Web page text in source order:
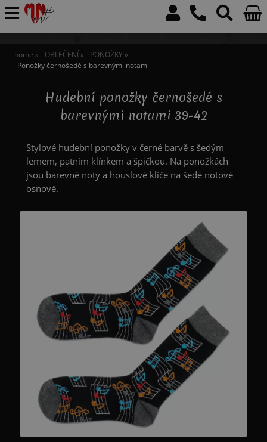
home OBLEČENÍ
PONOŽKY
Ponožky černošedé s barevnými notami
Hudební ponožky černošedé s
barevnými notami 39-42
Stylové hudební ponožky v černé barvě s šedým
lemem, patním klínkem a špičkou. Na ponožkách
jsou barevné noty a houslové klíče na šedé notové
osnově.